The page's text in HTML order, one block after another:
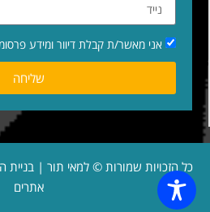
אני מאשר/ת קבלת דיוור ומידע
שליחה
כל הזכויות שמורות © למאי תור | בניית
אתרים